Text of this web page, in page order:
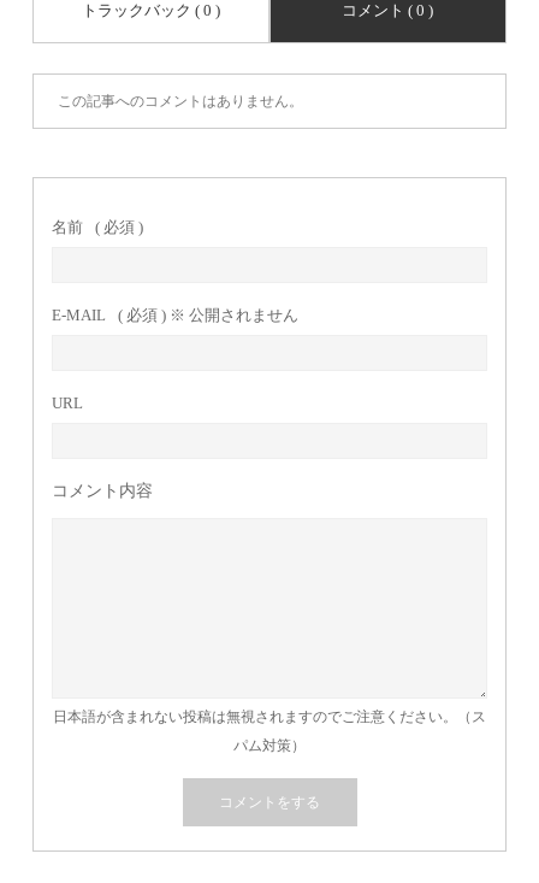
トラックバック ( 0 ) コメント ( 0 )
この記事へのコメントはありません。
名前 ( 必須 )
E-MAIL ( 必須 ) ※ 公開されません
URL
コメント内容
日本語が含まれない投稿は無視されますのでご注意ください。（ス
パム対策）